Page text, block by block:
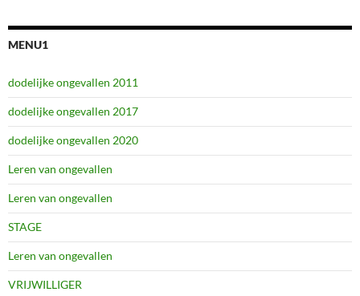
MENU1
dodelijke ongevallen 2011
dodelijke ongevallen 2017
dodelijke ongevallen 2020
Leren van ongevallen
Leren van ongevallen
STAGE
Leren van ongevallen
VRIJWILLIGER